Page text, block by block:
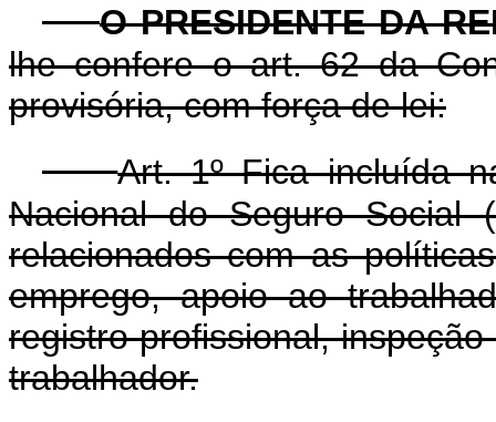
O PRESIDENTE DA
lhe confere o art. 62 da
provisória, com força de lei:
Art. 1º Fica incluída
Nacional do Seguro Social
relacionados com as
emprego, apoio ao
registro profissional,
trabalhador.